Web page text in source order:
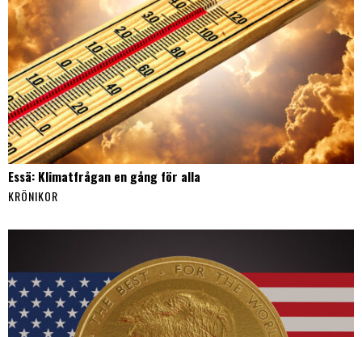
Essä: Klimatfrågan en gång för alla
KRÖNIKOR